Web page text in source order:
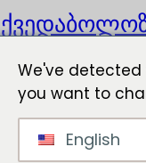
We've
you want to
English